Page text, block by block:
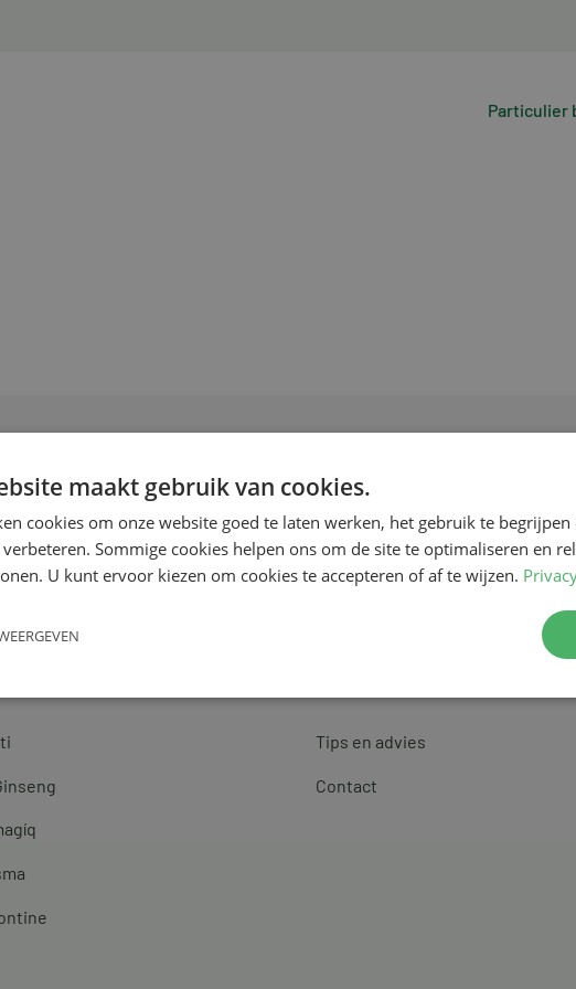
Particulier
Tips en advies
Contact
maakt gebruik van cookies.
cookies om onze website goed te laten werken, het gebruik te begrijpen
Sommige cookies helpen ons om de site te optimaliseren en
U kunt ervoor kiezen om cookies te accepteren of af te wijzen.